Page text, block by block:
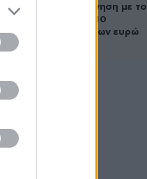
Τοπς – Η κίνηση με το
άλογο των 10
εκατομμυρίων ευρώ